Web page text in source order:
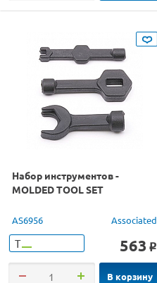
Набор инструментов -
MOLDED TOOL SET
AS6956 Associated
Т 563 o
В корзину